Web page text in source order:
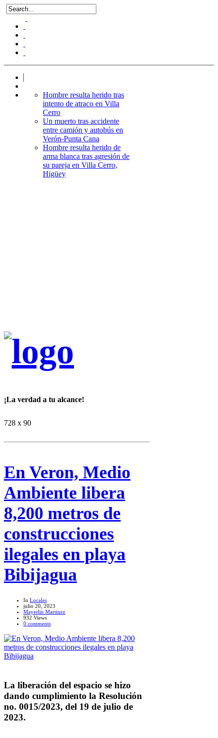
Hombre resulta herido tras
intento de atraco en Villa
Cerro
Un muerto tras accidente
entre camión y autobús en
Verón-Punta Cana
Hombre resulta herido de
arma blanca tras agresión de
su pareja en Villa Cerro,
Higüey
¡La verdad a tu alcance!
728 x 90
En Veron, Medio
Ambiente libera
8,200 metros de
construcciones
ilegales en playa
Bibijagua
In Locales
julio 20, 2023
Mayerlin Martinez
932 Views
0 comments
La liberación del espacio se hizo
dando cumplimiento la Resolución
no. 0015/2023, del 19 de julio de
2023.